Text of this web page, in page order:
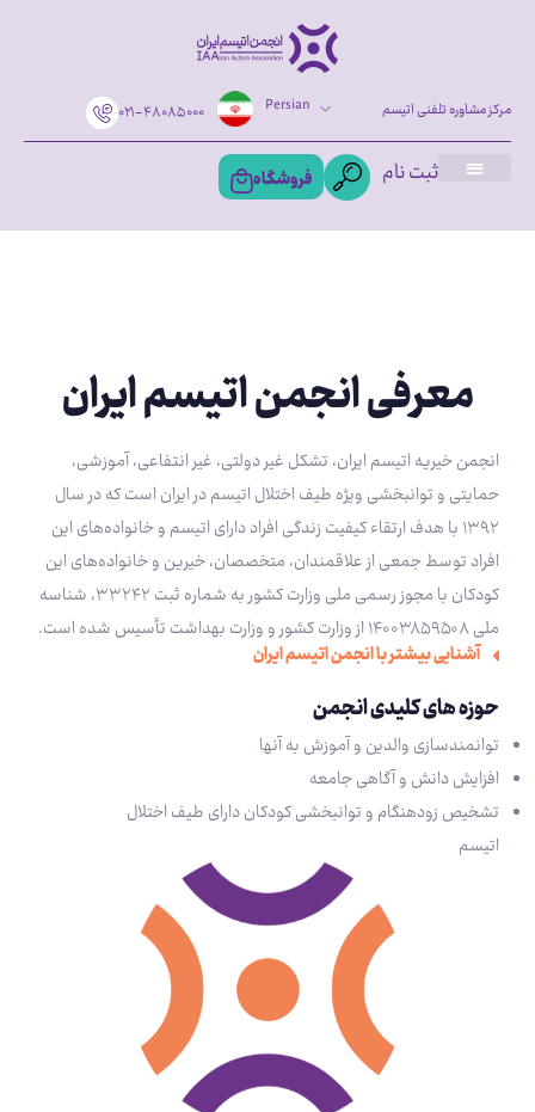
۰۲۱-۴۸۰۸۵۰۰۰ Persian مرکز مشاوره تلفنی اتیسم
ثبت نام فروشگاه
معرفی انجمن اتیسم ایران
انجمن خیریه‌ اتیسم ایران، تشکل غیر دولتی، غیر انتفاعی، آموزشی،
حمایتی و توانبخشی ویژه طیف اختلال‌ اتیسم در ایران است که در سال
۱۳۹۲ با هدف ارتقاء کیفیت زندگی افراد دارای‌ اتیسم و خانواده‌های این
افراد توسط جمعی از علاقمندان‌، متخصصان، خیرین و خانواده‌های این
کودکان با مجوز رسمی ملی وزارت کشور به شماره ثبت ۳۳۲۴۲، ‌شناسه
ملی ۱۴۰۰۳۸۵۹۵۰۸ از وزارت کشور و وزارت بهداشت تأسیس شده است.
آشنایی بیشتر با انجمن اتیسم ایران
حوزه های کلیدی انجمن
توانمندسازی والدین و آموزش به آنها
افزایش دانش و آگاهی جامعه
تشخیص زود‌هنگام و توانبخشی کودکان دارای طیف اختلال
اتیسم